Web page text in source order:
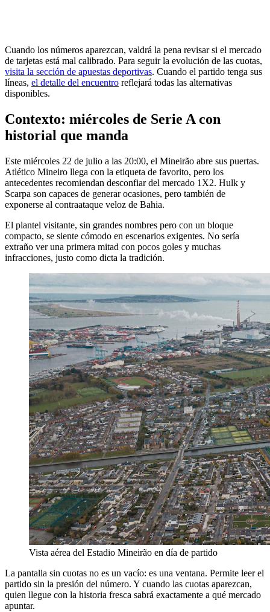
Cuando los números aparezcan, valdrá la pena revisar si el mercado
de tarjetas está mal calibrado. Para seguir la evolución de las cuotas,
visita la sección de apuestas deportivas. Cuando el partido tenga sus
líneas, el detalle del encuentro reflejará todas las alternativas
disponibles.
Contexto: miércoles de Serie A con
historial que manda
Este miércoles 22 de julio a las 20:00, el Mineirão abre sus puertas.
Atlético Mineiro llega con la etiqueta de favorito, pero los
antecedentes recomiendan desconfiar del mercado 1X2. Hulk y
Scarpa son capaces de generar ocasiones, pero también de
exponerse al contraataque veloz de Bahia.
El plantel visitante, sin grandes nombres pero con un bloque
compacto, se siente cómodo en escenarios exigentes. No sería
extraño ver una primera mitad con pocos goles y muchas
infracciones, justo como dicta la tradición.
Vista aérea del Estadio Mineirão en día de partido
La pantalla sin cuotas no es un vacío: es una ventana. Permite leer el
partido sin la presión del número. Y cuando las cuotas aparezcan,
quien llegue con la historia fresca sabrá exactamente a qué mercado
apuntar.